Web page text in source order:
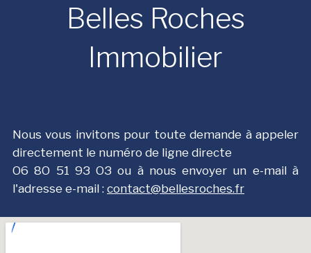
Belles Roches
Immobilier
Nous vous invitons pour toute demande à appeler
directement le numéro de ligne directe
О6 8О 51 9З ОЗ ou à nous envoyer un e-mail à
l'adresse e-mail : contact@bellesroches.fr